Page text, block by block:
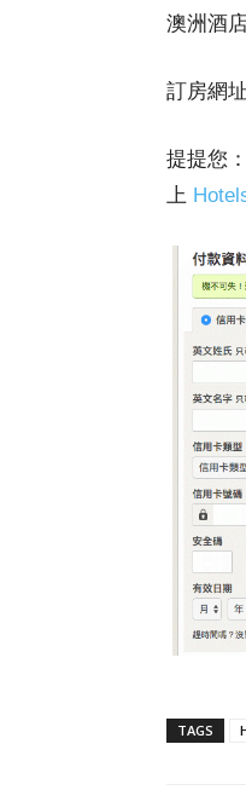
澳洲酒
訂房網址
提提您
上
TAGS